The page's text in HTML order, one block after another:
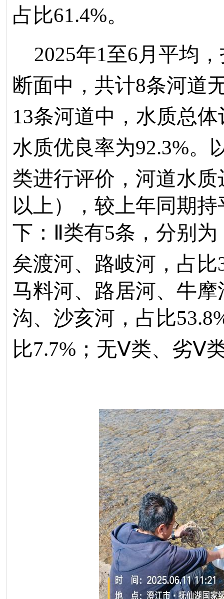
占比61.4%。
2025年1至6月平均
断面中，共计8条河道
13条河道中， 水质总体
水质优良率为92.3%。
类进行评价，河道水质
以上），较上年同期
下： Ⅱ类有5条，分别
矣渡河、路岐河，占比
马料河、路居河、牛
沟、沙亥河，占比53.8
比7.7% ； 无Ⅴ类、 劣Ⅴ